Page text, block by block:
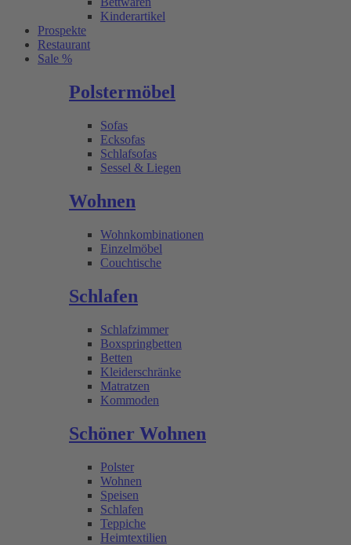
Kinderartikel
Prospekte
Restaurant
Sale %
Polstermöbel
Sofas
Ecksofas
Schlafsofas
Sessel & Liegen
Wohnen
Wohnkombinationen
Einzelmöbel
Couchtische
Schlafen
Schlafzimmer
Boxspringbetten
Betten
Kleiderschränke
Matratzen
Kommoden
Schöner Wohnen
Polster
Wohnen
Speisen
Schlafen
Teppiche
Heimtextilien